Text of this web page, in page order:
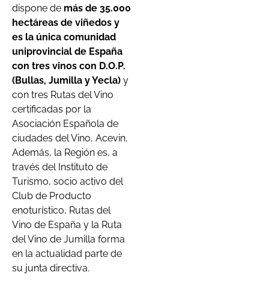
dispone de más de 35.000
hectáreas de viñedos y
es la única comunidad
uniprovincial de España
con tres vinos con D.O.P.
(Bullas, Jumilla y Yecla) y
con tres Rutas del Vino
certificadas por la
Asociación Española de
ciudades del Vino, Acevin.
Además, la Región es, a
través del Instituto de
Turismo, socio activo del
Club de Producto
enoturístico, Rutas del
Vino de España y la Ruta
del Vino de Jumilla forma
en la actualidad parte de
su junta directiva.